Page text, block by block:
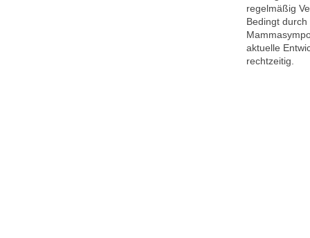
regelmäßig
Bedingt
aktuelle
rechtzeitig.